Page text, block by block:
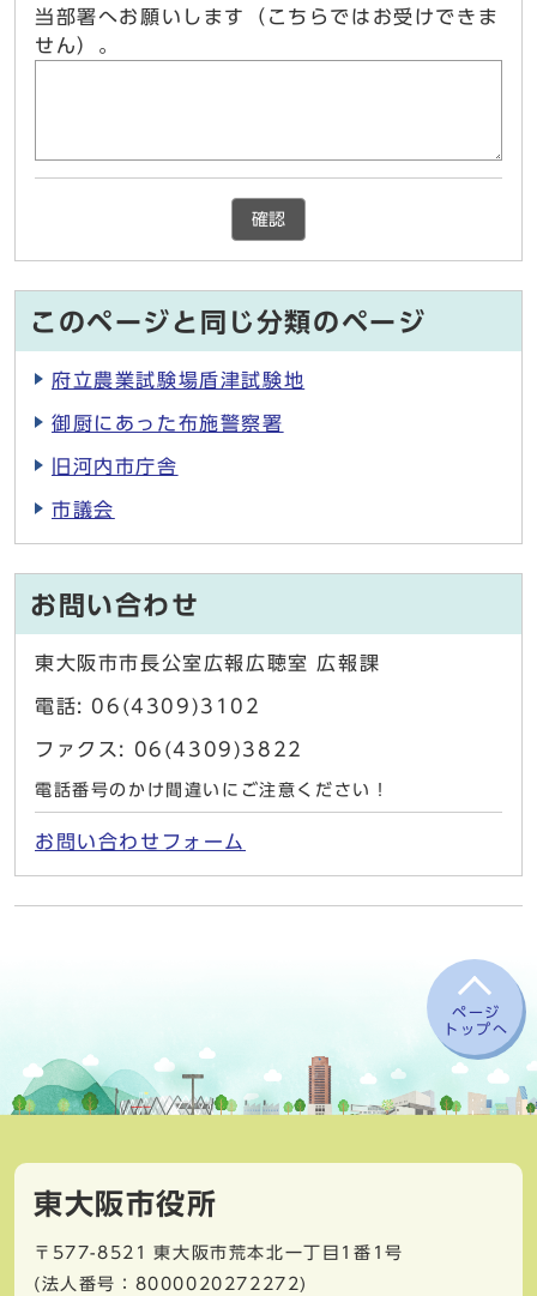
当部署へお願いします（こちらではお受けできま
せん）。
確認
このページと同じ分類のページ
府立農業試験場盾津試験地
御厨にあった布施警察署
旧河内市庁舎
市議会
お問い合わせ
東大阪市市長公室広報広聴室 広報課
電話: 06(4309)3102
ファクス: 06(4309)3822
電話番号のかけ間違いにご注意ください！
お問い合わせフォーム
ページ
トップへ
東大阪市役所
〒577-8521
東大阪市荒本北一丁目1番1号
(法人番号：8000020272272)